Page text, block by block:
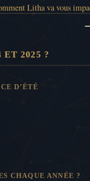
Litha va vous
2025 ?
D’ÉTÉ
CHAQUE ANNÉE ?